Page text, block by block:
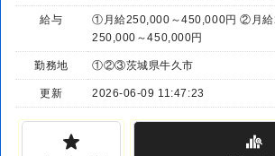
給与
①月給250,000～450,000円 ②月
250,000～450,000円
勤務地 ①②③茨城県牛久市
更新 2026-06-09 11:47:23